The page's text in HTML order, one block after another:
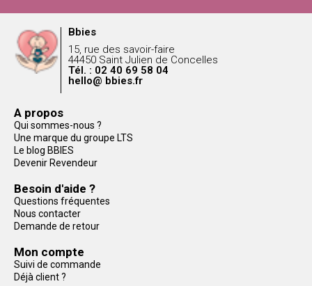
Bbies
15, rue des savoir-faire
44450 Saint Julien de Concelles
Tél. : 02 40 69 58 04
hello@ bbies.fr
A propos
Qui sommes-nous ?
Une marque du groupe LTS
Le blog BBIES
Devenir Revendeur
Besoin d'aide ?
Questions fréquentes
Nous contacter
Demande de retour
Mon compte
Suivi de commande
Déjà client ?